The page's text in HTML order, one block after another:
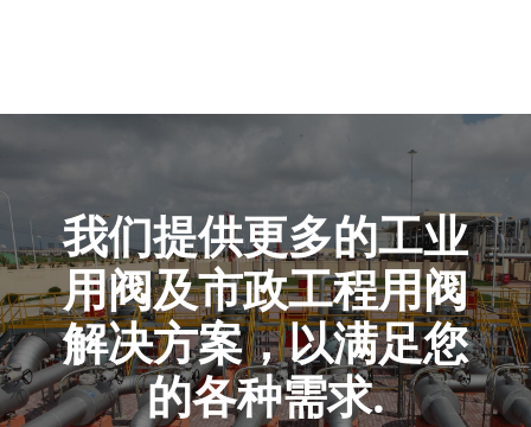
我们提供更多的工业
用阀及市政工程用阀
解决方案，以满足您
的各种需求.